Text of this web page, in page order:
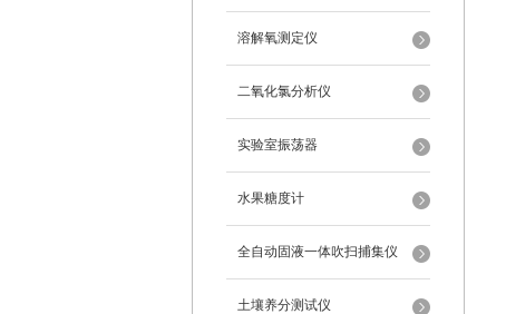
溶解氧测定仪
二氧化氯分析仪
实验室振荡器
水果糖度计
全自动固液一体吹扫捕集仪
土壤养分测试仪